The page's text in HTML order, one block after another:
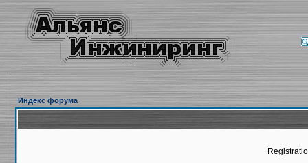
Индекс форума